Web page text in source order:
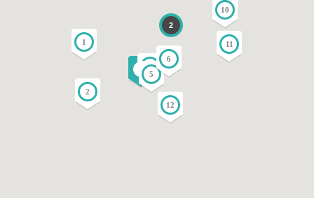
1
2
3
4
5
6
10
11
12
2